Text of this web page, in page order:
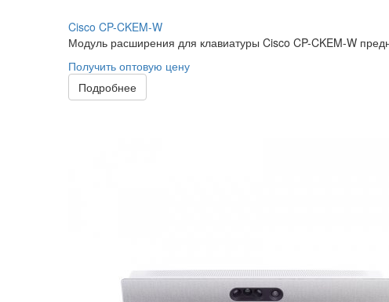
Cisco CP-CKEM-W
Модуль расширения для клавиатуры Cisco CP-CKEM-W
Получить оптовую цену
Подробнее